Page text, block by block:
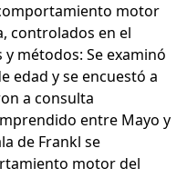
motor
controlados en el
y métodos: Se examinó
edad y se encuestó a
a consulta
entre Mayo y
de Frankl se
motor del